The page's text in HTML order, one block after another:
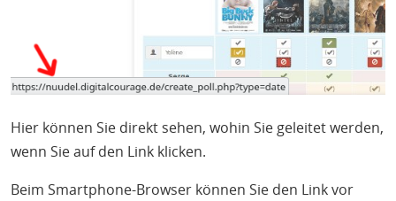
Hier können Sie direkt sehen, wohin Sie geleitet werden,
wenn Sie auf den Link klicken.
Beim Smartphone-Browser können Sie den Link vor